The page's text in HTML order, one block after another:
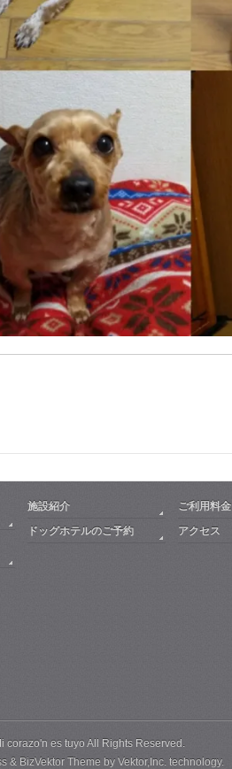
施設紹介 ご利用料金
ドッグホテルのご予約
アクセス
corazo'n es tuyo All Rights Reserved.
& BizVektor Theme by Vektor,Inc.technology.